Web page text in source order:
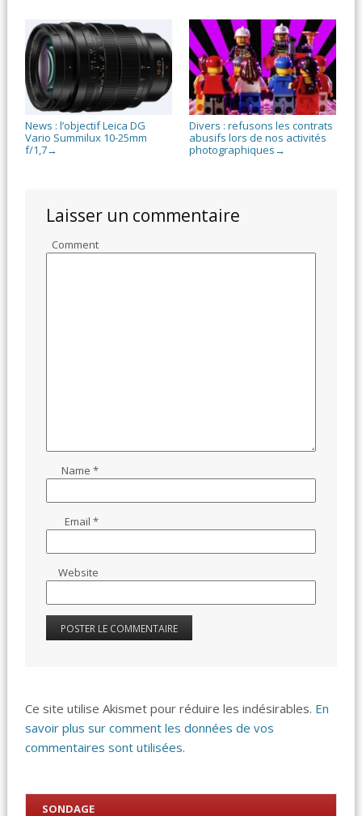
News : l’objectif Leica DG
Vario Summilux 10-25mm
f/1,7→
Divers : refusons les contrats
abusifs lors de nos activités
photographiques →
Laisser un commentaire
Comment
Name*
Email*
Website
Ce site utilise Akismet pour réduire les indésirables. En
savoir plus sur comment les données de vos
commentaires sont utilisées.
SONDAGE